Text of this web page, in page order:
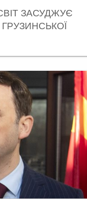
ЗАСУДЖУЄ
ГРУЗИНСЬКОЇ